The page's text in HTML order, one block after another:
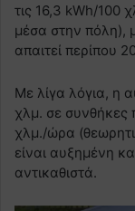
τις 16,3 kWh/100
μέσα στην πόλη),
απαιτεί περίπου
Με λίγα λόγια, η
χλμ. σε συνθήκες
χλμ./ώρα
είναι αυξημένη
αντικαθιστά.